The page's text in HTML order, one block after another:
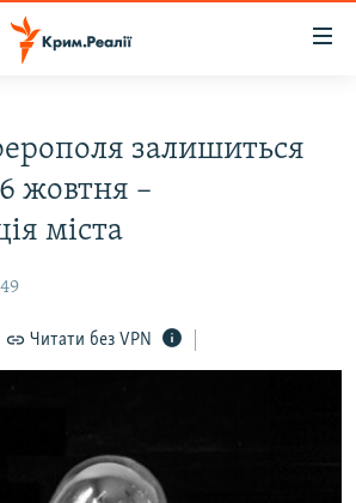
залишиться
жовтня –
міста
Читати без VPN